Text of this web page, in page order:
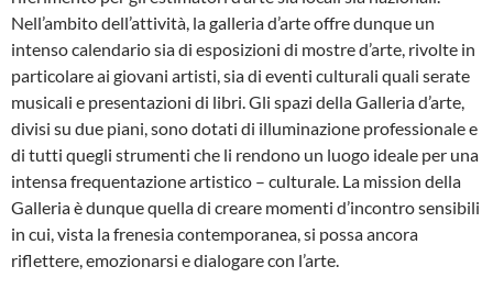
Nell’ambito dell’attività, la galleria d’arte offre dunque un
intenso calendario sia di esposizioni di mostre d’arte, rivolte in
particolare ai giovani artisti, sia di eventi culturali quali serate
musicali e presentazioni di libri. Gli spazi della Galleria d’arte,
divisi su due piani, sono dotati di illuminazione professionale e
di tutti quegli strumenti che li rendono un luogo ideale per una
intensa frequentazione artistico – culturale. La mission della
Galleria è dunque quella di creare momenti d’incontro sensibili
in cui, vista la frenesia contemporanea, si possa ancora
riflettere, emozionarsi e dialogare con l’arte.